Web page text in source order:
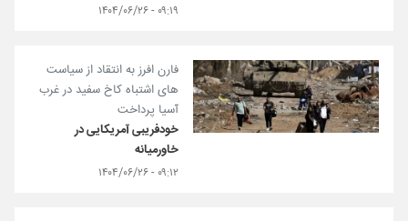
۰۹:۱۹ - ۱۴۰۴/۰۶/۲۶
فارن افرز به انتقاد از سیاست
های اشتباه کاخ سفید در غرب
آسیا پرداخت
خودفریبی آمریکایی در
خاورمیانه
۰۹:۱۲ - ۱۴۰۴/۰۶/۲۶